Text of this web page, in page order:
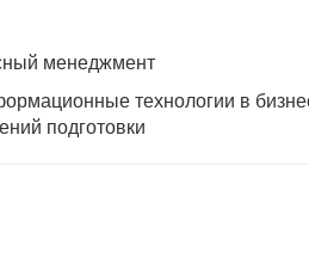
менеджмент
технологии в
подготовки